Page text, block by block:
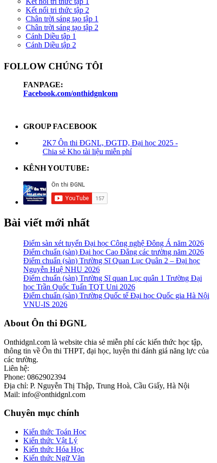
Kết nối tri thức tập 2
Chân trời sáng tạo tập 1
Chân trời sáng tạo tập 2
Cánh Diều tập 1
Cánh Diều tập 2
FOLLOW CHÚNG TÔI
FANPAGE:
Facebook.com/onthidgnlcom
GROUP FACEBOOK
2K7 Ôn thi ĐGNL, ĐGTD, Đại học 2025 -
Chia sẻ Kho tài liệu miễn phí
KÊNH YOUTUBE:
Bài viết mới nhất
Điểm sàn xét tuyển Đại học Công nghệ Đông Á năm 2026
Điểm chuẩn (sàn) Đại học Cao Đẳng các trường năm 2026
Điểm chuẩn (sàn) Trường Sĩ Quan Lục Quân 2 – Đại học
Nguyễn Huệ NHU 2026
Điểm chuẩn (sàn) Trường Sĩ quan Lục quân 1 Trường Đại
học Trần Quốc Tuấn TQT Uni 2026
Điểm chuẩn (sàn) Trường Quốc tế Đại học Quốc gia Hà Nội
VNU-IS 2026
Footer
About Ôn thi ĐGNL
Onthidgnl.com là website chia sẻ miễn phí các kiến thức học tập,
thông tin về Ôn thi THPT, đại học, luyện thi đánh giá năng lực của
các trường.
Liên hệ:
Phone: 0862902394
Địa chỉ: P. Nguyễn Thị Thập, Trung Hoà, Cầu Giấy, Hà Nội
Mail: info@onthidgnl.com
Chuyên mục chính
Kiến thức Toán Học
Kiến thức Vật Lý
Kiến thức Hóa Học
Kiến thức Ngữ Văn